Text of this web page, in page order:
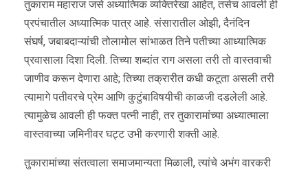
तुकाराम महाराज जसे अध्यात्मिक व्यक्तिरेखा आहेत, तसेच आवली ही
प्रपंचातील अध्यात्मिक पात्र आहे. संसारातील ओझी, दैनंदिन
संघर्ष, जबाबदाऱ्यांची तोलामोल सांभाळत तिने पतीच्या आध्यात्मिक
प्रवासाला दिशा दिली. तिच्या शब्दांत राग असला तरी तो वास्तवाची
जाणीव करून देणारा आहे; तिच्या तक्रारीत कधी कटूता असली तरी
त्यामागे पतीवरचे प्रेम आणि कुटुंबाविषयीची काळजी दडलेली आहे.
त्यामुळेच आवली ही फक्त पत्नी नाही, तर तुकारामांच्या अध्यात्माला
वास्तवाच्या जमिनीवर घट्ट उभी करणारी शक्ती आहे.
तुकारामांच्या संतत्वाला समाजमान्यता मिळाली, त्यांचे अभंग वारकरी